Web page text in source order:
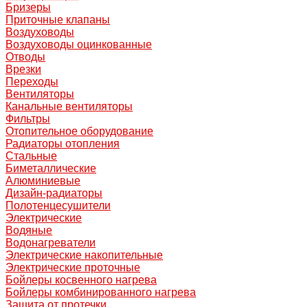
Бризеры
Приточные клапаны
Воздуховоды
Воздуховоды оцинкованные
Отводы
Врезки
Переходы
Вентиляторы
Канальные вентиляторы
Фильтры
Отопительное оборудование
Радиаторы отопления
Стальные
Биметаллические
Алюминиевые
Дизайн-радиаторы
Полотенцесушители
Электрические
Водяные
Водонагреватели
Электрические накопительные
Электрические проточные
Бойлеры косвенного нагрева
Бойлеры комбинированного нагрева
Защита от протечки